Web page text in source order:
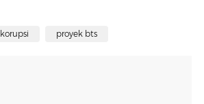
korupsi proyek bts